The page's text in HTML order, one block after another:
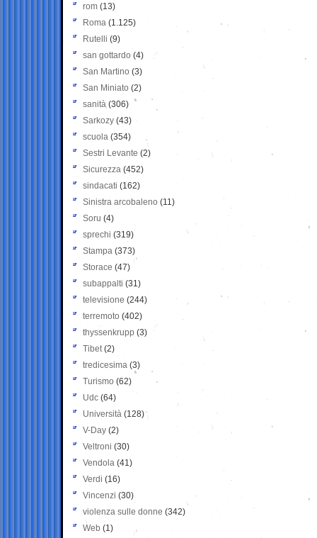
rom (13)
Roma (1.125)
Rutelli (9)
san gottardo (4)
San Martino (3)
San Miniato (2)
sanità (306)
Sarkozy (43)
scuola (354)
Sestri Levante (2)
Sicurezza (452)
sindacati (162)
Sinistra arcobaleno (11)
Soru (4)
sprechi (319)
Stampa (373)
Storace (47)
subappalti (31)
televisione(244)
terremoto (402)
thyssenkrupp (3)
Tibet(2)
tredicesima (3)
Turismo (62)
Udc (64)
Università (128)
V-Day (2)
Veltroni (30)
Vendola (41)
Verdi (16)
Vincenzi (30)
violenza sulle donne (342)
Web (1)